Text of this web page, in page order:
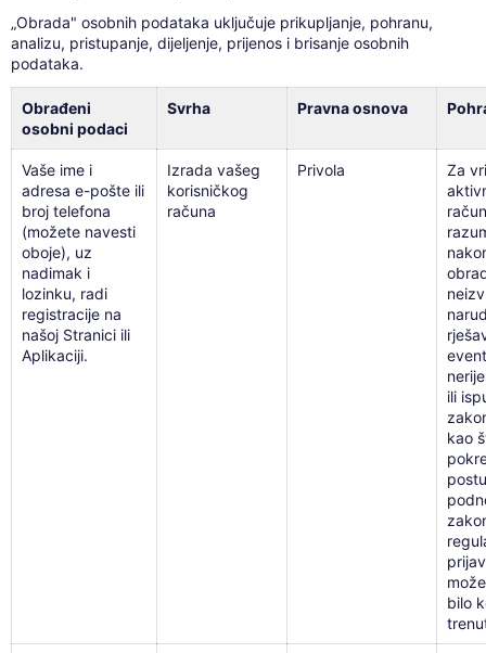
„Obrada" osobnih podataka uključuje prikupljanje, pohranu,
analizu, pristupanje, dijeljenje, prijenos i brisanje osobnih
podataka.
Obrađeni
osobni podaci
Svrha Pravna osnova
Vaše ime i
adresa e-pošte ili
broj telefona
(možete navesti
oboje), uz
nadimak i
lozinku, radi
registracije na
našoj Stranici ili
Aplikaciji.
Izrada vašeg
korisničkog
računa
Privola
Za
ili
kao
bilo